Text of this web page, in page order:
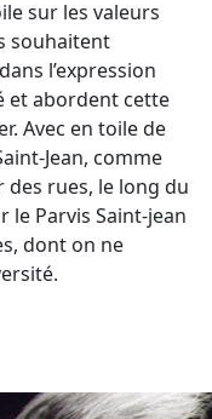
sur les valeurs
souhaitent
l’expression
et abordent cette
Avec en toile de
Jean, comme
des rues, le long du
le Parvis Saint-jean
dont on ne